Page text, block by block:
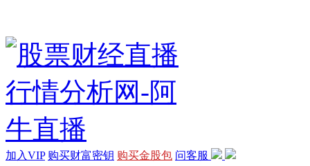
加入VIP 购买财富密钥 购买金股包 问客服